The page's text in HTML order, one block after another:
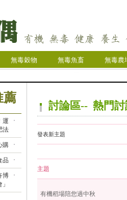
無毒穀物 無毒魚畜 無毒農
薦
運
法
購
品
博
討論區-- 熱門討
發表新主題
主題
有機稻場陪您過中秋